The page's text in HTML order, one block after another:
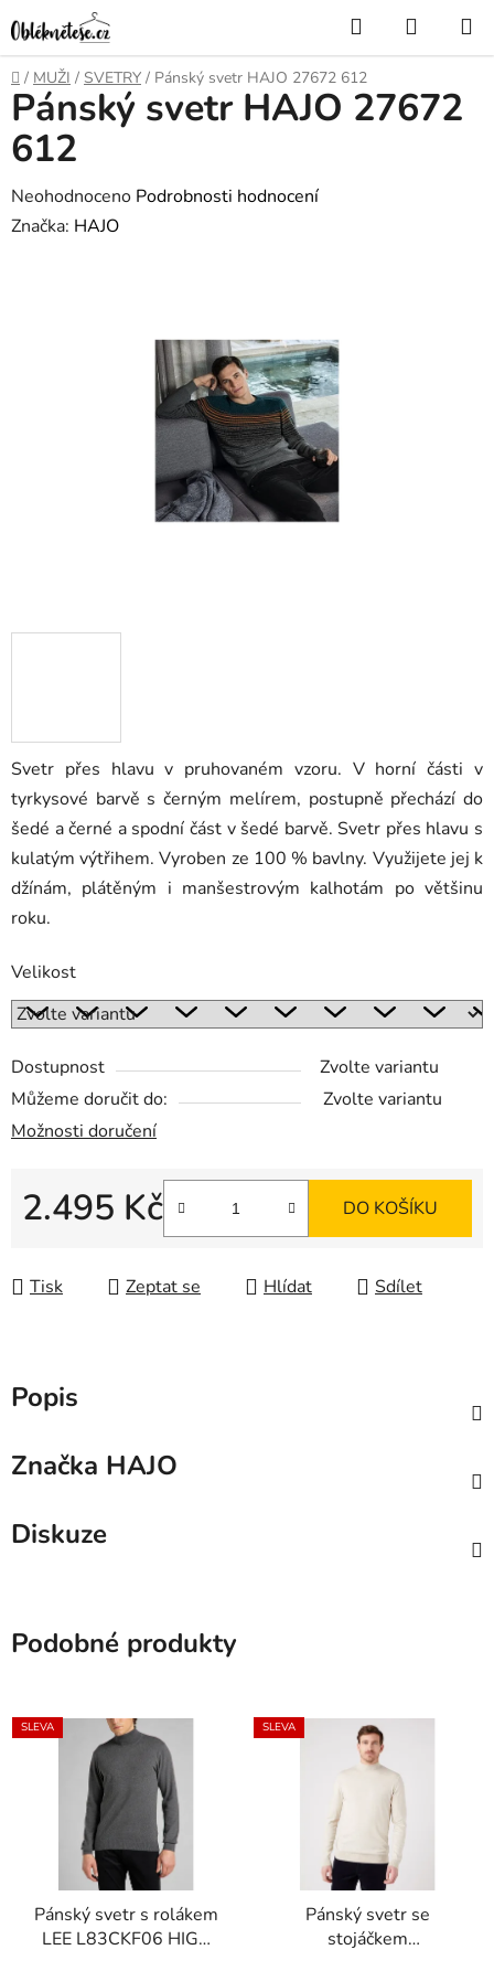
na
obsah
Hledat
KOŠÍK
Domů
/ MUŽI / SVETRY / Pánský svetr HAJO 27672 612
Svetr přes hlavu v pruhovaném vzoru. V horní části v
tyrkysové barvě s černým melírem, postupně přechází do
šedé a černé a spodní část v šedé barvě. Svetr přes hlavu s
kulatým výtřihem. Vyroben ze 100 % bavlny. Využijete jej k
džínám, plátěným i manšestrovým kalhotám po většinu
roku.
Velikost
Dostupnost
Zvolte variantu
Můžeme doručit do:
Zvolte variantu
Možnosti doručení
2.495 Kč DO KOŠÍKU
Tisk Zeptat se Hlídat Sdílet
Pánský svetr HAJO 27672
612
Průměrné
hodnocení
Neohodnoceno Podrobnosti hodnocení
Značka: HAJO
Popis
Značka HAJO
Diskuze
Podobné produkty
SLEVA
Pánský svetr s rolákem
LEE L83CKF06 HIGH
SLEVA
Pánský svetr se
stojáčkem